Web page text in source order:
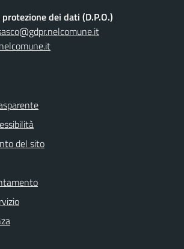
dei dati (D.P.O.)
del sito